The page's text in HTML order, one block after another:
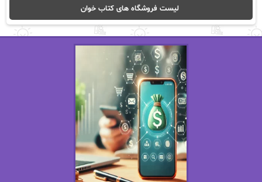
اریک مورگنشترن از نیلوفر لاری
اصغر زاده
اکرم محمدی
الف صاد
الکساندر دوما
الناز پاکپور‌
لیست فروشگاه های کتاب خوان